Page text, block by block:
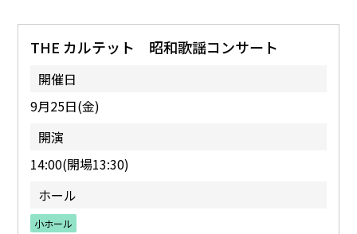
THE カルテット 昭和歌謡コンサート
開催日
9月25日(金)
開演
14:00(開場13:30)
ホール
小ホール